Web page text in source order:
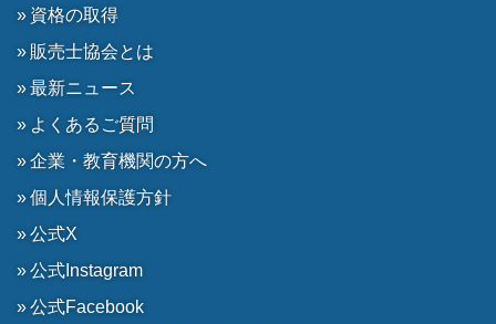
資格の取得
販売士協会とは
最新ニュース
よくあるご質問
企業・教育機関の方へ
個人情報保護方針
公式X
公式Instagram
公式Facebook